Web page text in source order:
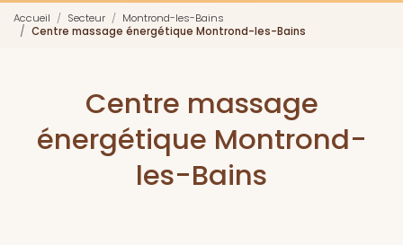
Accueil Secteur
Montrond-les-Bains
Centre massage énergétique Montrond-les-Bains
Centre massage
énergétique Montrond-
les-Bains